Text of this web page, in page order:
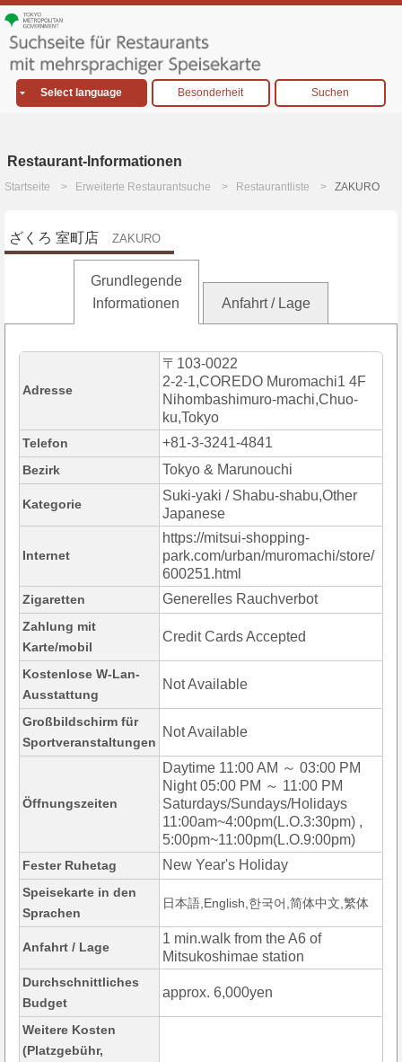
Select language Besonderheit Suchen
Restaurant-Informationen
Startseite Erweiterte Restaurantsuche Restaurantliste ZAKURO
ざくろ 室町店 ZAKURO
Grundlegende
Informationen
Anfahrt / Lage
Adresse
〒103-0022
2-2-1,COREDO Muromachi1 4F
Nihombashimuro-machi,Chuo-
ku,Tokyo
Telefon +81-3-3241-4841
Bezirk Tokyo & Marunouchi
Kategorie
Suki-yaki / Shabu-shabu,Other
Japanese
Internet
https://mitsui-shopping-
park.com/urban/muromachi/store/
600251.html
Zigaretten Generelles Rauchverbot
Zahlung mit
Karte/mobil
Credit Cards Accepted
Kostenlose W-Lan-
Ausstattung
Not Available
Großbildschirm für
Sportveranstaltungen
Not Available
Öffnungszeiten
Daytime 11:00 AM ～ 03:00 PM
Night 05:00 PM ～ 11:00 PM
Saturdays/Sundays/Holidays
11:00am~4:00pm(L.O.3:30pm) ,
5:00pm~11:00pm(L.O.9:00pm)
Fester Ruhetag New Year's Holiday
Speisekarte in den
Sprachen
日本語,English,한국어,简体中文,繁体
Anfahrt / Lage
1 min.walk from the A6 of
Mitsukoshimae station
Durchschnittliches
Budget
approx. 6,000yen
Weitere Kosten
(Platzgebühr,